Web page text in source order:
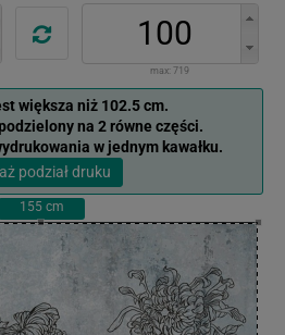
max: 719
większa niż 102.5 cm.
na 2 równe części.
w jednym kawałku.
podział druku
155cm